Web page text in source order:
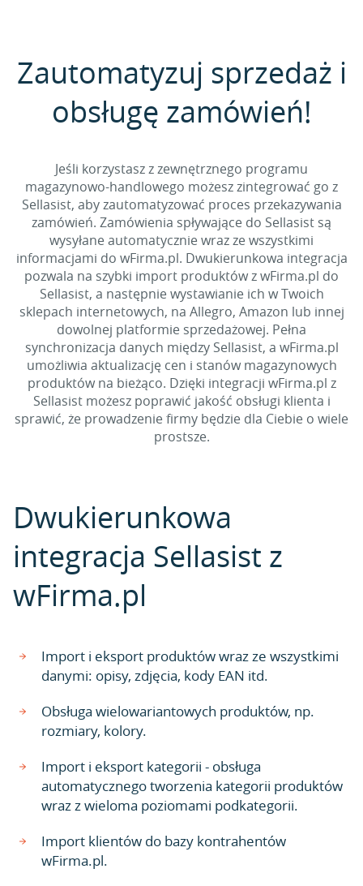
Zautomatyzuj sprzedaż i
obsługę zamówień!
Jeśli korzystasz z zewnętrznego programu
magazynowo-handlowego możesz zintegrować go z
Sellasist, aby zautomatyzować proces przekazywania
zamówień. Zamówienia spływające do Sellasist są
wysyłane automatycznie wraz ze wszystkimi
informacjami do wFirma.pl. Dwukierunkowa integracja
pozwala na szybki import produktów z wFirma.pl do
Sellasist, a następnie wystawianie ich w Twoich
sklepach internetowych, na Allegro, Amazon lub innej
dowolnej platformie sprzedażowej. Pełna
synchronizacja danych między Sellasist, a wFirma.pl
umożliwia aktualizację cen i stanów magazynowych
produktów na bieżąco. Dzięki integracji wFirma.pl z
Sellasist możesz poprawić jakość obsługi klienta i
sprawić, że prowadzenie firmy będzie dla Ciebie o wiele
prostsze.
Dwukierunkowa
integracja Sellasist z
wFirma.pl
Import i eksport produktów wraz ze wszystkimi
danymi: opisy, zdjęcia, kody EAN itd.
Obsługa wielowariantowych produktów, np.
rozmiary, kolory.
Import i eksport kategorii - obsługa
automatycznego tworzenia kategorii produktów
wraz z wieloma poziomami podkategorii.
Import klientów do bazy kontrahentów
wFirma.pl.